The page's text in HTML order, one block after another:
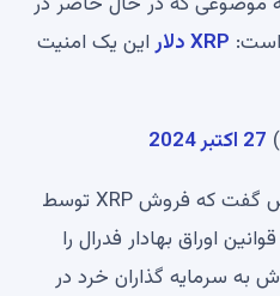
XRP دلار
این یک امنیت
27 اکتبر 2024
این مهم است زیرا قاضی تورس گفت که فروش XRP توسط
اوراق بهادار فدرال را
به سرمایه گذاران خرد در